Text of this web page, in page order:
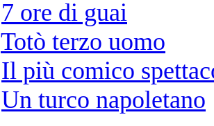
7 ore di guai
Totò terzo uomo
Il più comico
Un turco napoletano